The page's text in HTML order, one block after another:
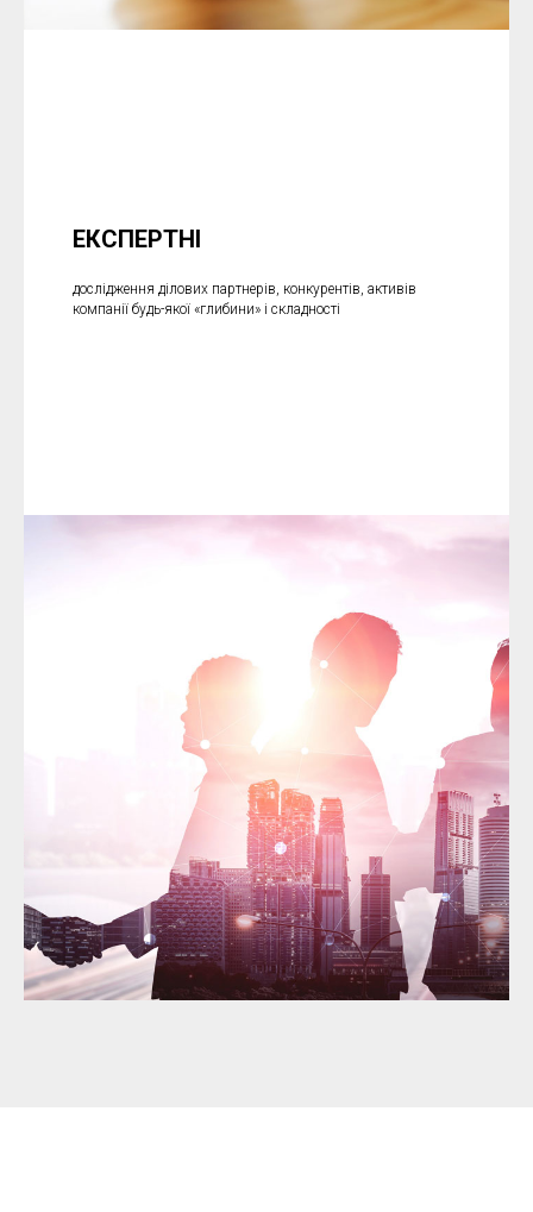
ЕКСПЕРТНІ
дослідження ділових партнерів, конкурентів, активів
компанії будь-якої «глибини» і складності